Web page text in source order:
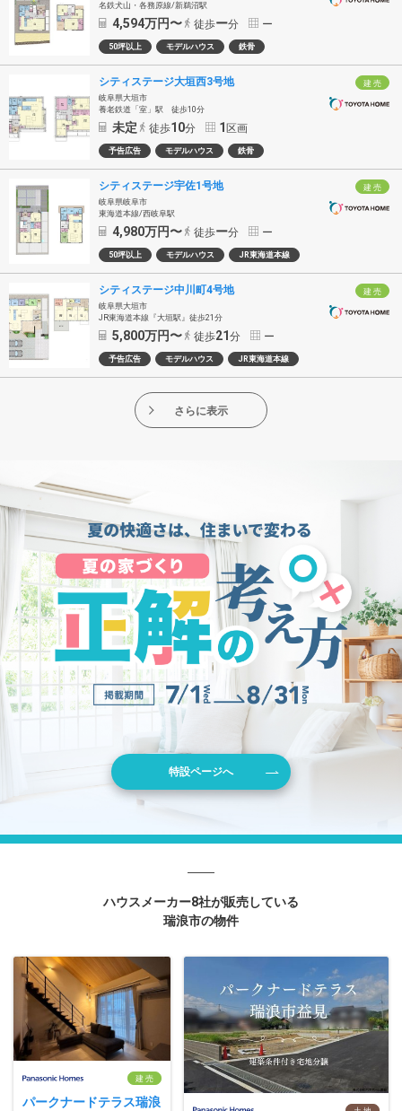
名鉄犬山・各務原線/新鵜沼駅
4,594万円〜 徒歩ー分 ー
50坪以上 モデルハウス 鉄骨
建 売
シティステージ大垣西3号地
岐阜県大垣市
養老鉄道「室」駅 徒歩10分
未定 徒歩10分 1 区画
予告広告 モデルハウス 鉄骨
建 売
シティステージ宇佐1号地
岐阜県岐阜市
東海道本線/西岐阜駅
4,980万円〜 徒歩ー分 ー
50坪以上 モデルハウス JR東海道本線
建 売
シティステージ中川町4号地
岐阜県大垣市
JR東海道本線『大垣駅』徒歩21分
5,800万円〜 徒歩21 分 ー
予告広告 モデルハウス JR東海道本線
さらに表示
特設ページへ
ハウスメーカー8社が販売している
瑞浪市の物件
建 売
パークナードテラス瑞浪